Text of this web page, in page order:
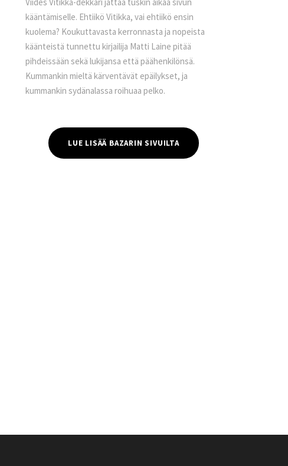
kääntämiselle. Ehtiikö Vitikka, vai ehtiikö ensin
kuolema? Koukuttavasta kerronnasta ja nopeista
käänteistä tunnettu kirjailija Matti Laine pitää
pihdeissään sekä lukijansa että päähenkilönsä.
Kummankin mieltä kärventävät epäilykset, ja
kummankin sydänalassa roihuaa pelko.
LUE LISÄÄ BAZARIN SIVUILTA